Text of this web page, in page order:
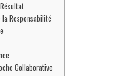
la Responsabilité
Collaborative